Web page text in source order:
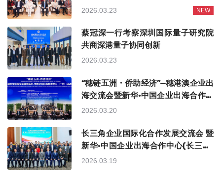
2026.03.23 NEW
蔡冠深一行考察深圳国际量子研究院
共商深港量子协同创新
2026.03.23
“穗链五洲・侨助经济”—穗港澳企业出
海交流会暨新华·中国企业出海合作中
心(广州)启动
2026.03.20
长三角企业国际化合作发展交流会 暨
新华·中国企业出海合作中心(长三角)
在宁举办
2026.03.19